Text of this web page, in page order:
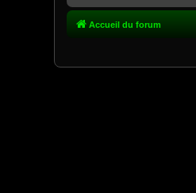
Accueil du forum